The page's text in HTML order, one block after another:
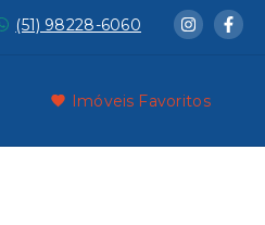
(51) 98228-6060
Imóveis Favoritos